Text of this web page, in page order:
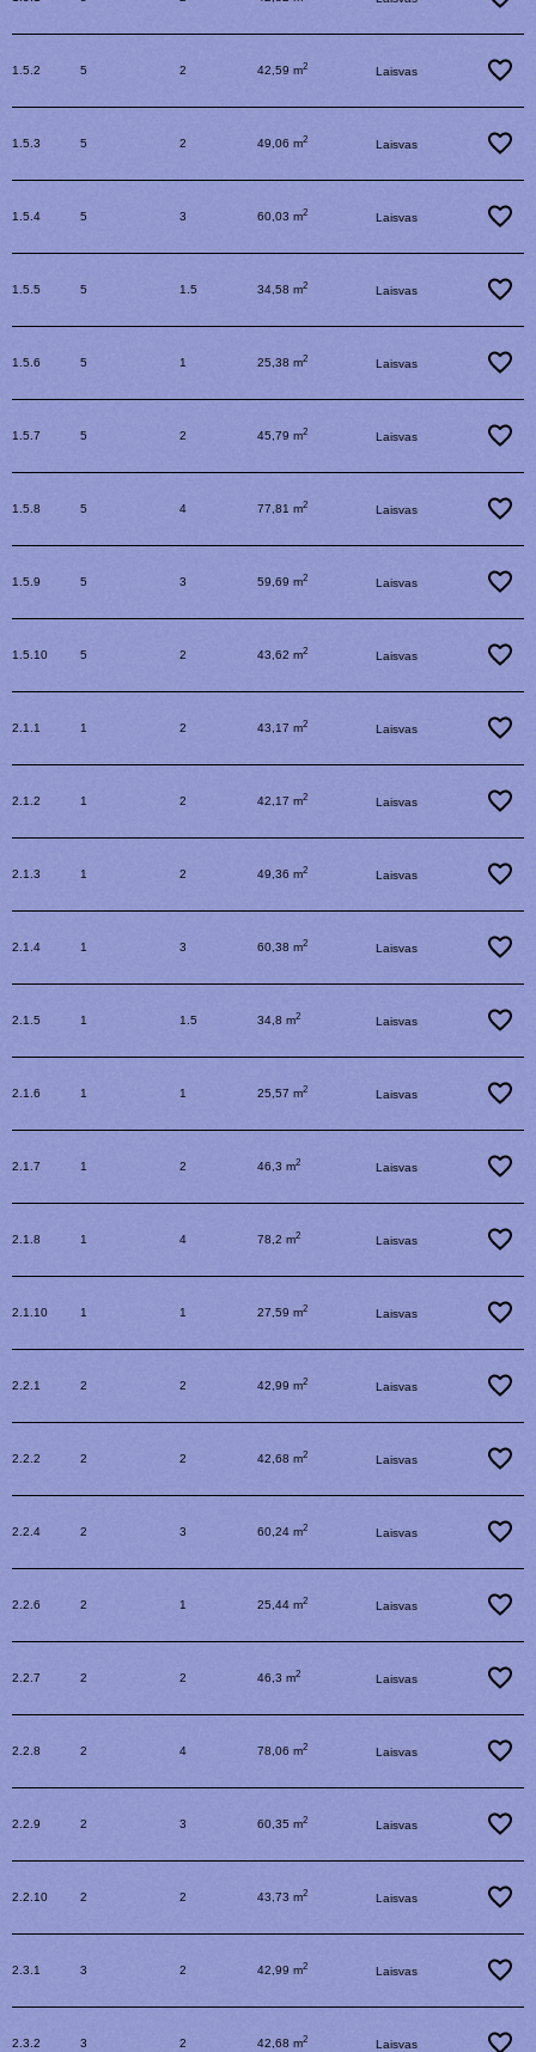
1.5.2 5 2 42,59 m2 Laisvas
1.5.3 5 2 49,06 m2 Laisvas
1.5.4 5 3 60,03 m2 Laisvas
1.5.5 5 1.5 34,58 m2 Laisvas
1.5.6 5 1 25,38 m2 Laisvas
1.5.7 5 2 45,79 m2 Laisvas
1.5.8 5 4 77,81 m2 Laisvas
1.5.9 5 3 59,69 m2 Laisvas
1.5.10 5 2 43,62 m2 Laisvas
2.1.1 1 2 43,17 m2 Laisvas
2.1.2 1 2 42,17 m2 Laisvas
2.1.3 1 2 49,36 m2 Laisvas
2.1.4 1 3 60,38 m2 Laisvas
2.1.5 1 1.5 34,8 m2 Laisvas
2.1.6 1 1 25,57 m2 Laisvas
2.1.7 1 2 46,3 m2 Laisvas
2.1.8 1 4 78,2 m2 Laisvas
2.1.10 1 1 27,59 m2 Laisvas
2.2.1 2 2 42,99 m2 Laisvas
2.2.2 2 2 42,68 m2 Laisvas
2.2.4 2 3 60,24 m2 Laisvas
2.2.6 2 1 25,44 m2 Laisvas
2.2.7 2 2 46,3 m2 Laisvas
2.2.8 2 4 78,06 m2 Laisvas
2.2.9 2 3 60,35 m2 Laisvas
2.2.10 2 2 43,73 m2 Laisvas
2.3.1 3 2 42,99 m2 Laisvas
2.3.2 3 2 42,68 m2 Laisvas